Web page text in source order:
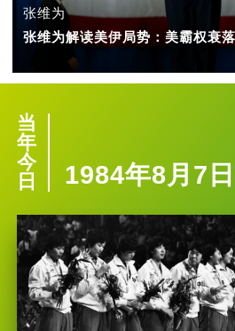
张维为
张维为解读美伊局势：美霸权衰
当
年
今
日
1984年8月7日